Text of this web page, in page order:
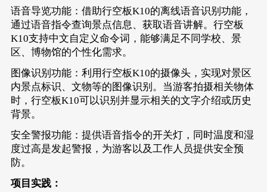
语音导览功能：借助行空板K10的离线语音识别功能，
通过语音指令查询景点信息、获取语音讲解。行空板
K10支持中文自定义命令词，能够满足不同学校、景
区、博物馆的个性化需求。
图像识别功能：利用行空板K10的摄像头，实现对景区
内景点标识、文物等的图像识别。当游客拍摄相关物体
时，行空板K10可以识别并显示相关的文字介绍或历史
背景。
安全警报功能：提供语音指令的开关灯，同时温度和湿
度过高是发起警报，为游客以及工作人员提供安全预
防。
项目实践：